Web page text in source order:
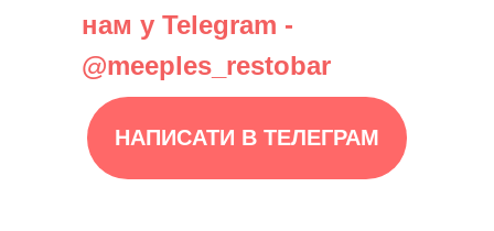
НАПИСАТИ В ТЕЛЕГРАМ
нам у Telegram -
@meeples_restobar